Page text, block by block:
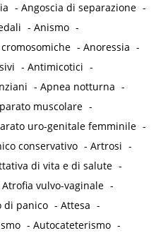
-Angoscia di separazione -
-Anismo -
-Anoressia -
-Antimicotici -
-Apnea notturna -
muscolare -
uro-genitale femminile -
conservativo -Artrosi -
di vita e di salute -
Atrofia vulvo-vaginale -
di panico -Attesa -
-Autocateterismo -